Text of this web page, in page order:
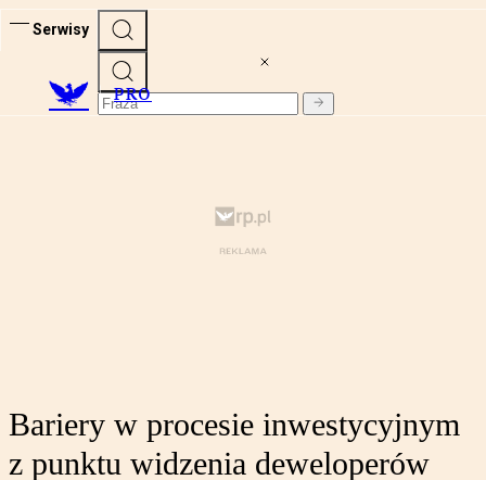
Serwisy
PRO
Bariery w procesie inwestycyjnym
z punktu widzenia deweloperów